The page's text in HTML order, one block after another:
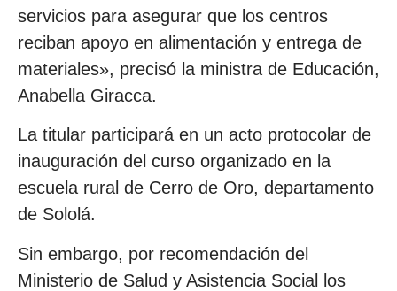
servicios para asegurar que los centros
reciban apoyo en alimentación y entrega de
materiales», precisó la ministra de Educación,
Anabella Giracca.
La titular participará en un acto protocolar de
inauguración del curso organizado en la
escuela rural de Cerro de Oro, departamento
de Sololá.
Sin embargo, por recomendación del
Ministerio de Salud y Asistencia Social los